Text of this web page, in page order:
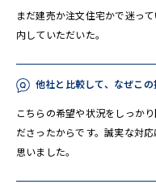
まだ建売か注文住宅かで迷っ
内していただいた。
他社と比較して、なぜこ
こちらの希望や状況をしっか
ださったからです。誠実な対
思いました。